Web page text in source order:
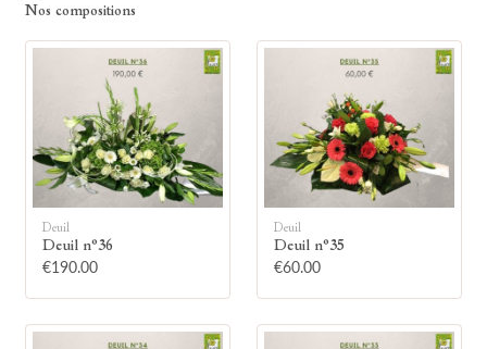
Allumez une bougie
Nos compositions
Deuil
Deuil n°36
€190.00
Deuil
Deuil n°35
€60.00